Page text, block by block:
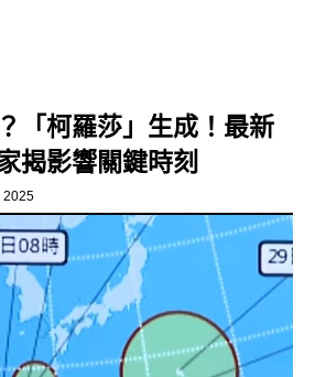
「柯羅莎」生成！最新
揭影響關鍵時刻
2025